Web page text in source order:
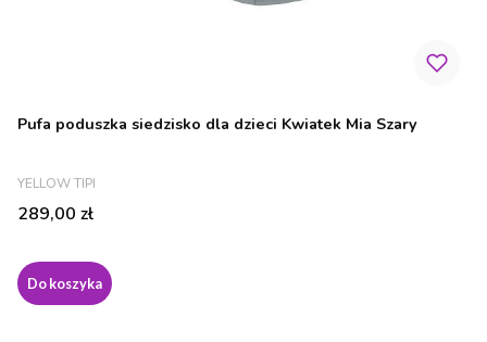
Pufa poduszka siedzisko dla dzieci Kwiatek Mia Szary
PRODUCENT
YELLOW TIPI
Cena
289,00 zł
Do koszyka